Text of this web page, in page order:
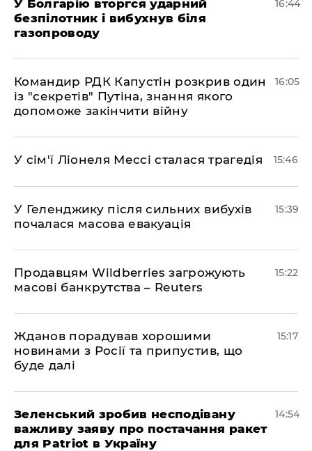
У Болгарію вторгся ударний
безпілотник і вибухнув біля
газопроводу
16:44
Командир РДК Капустін розкрив один
із "секретів" Путіна, знання якого
допоможе закінчити війну
16:05
У сім'ї Ліонеля Мессі сталася трагедія 15:46
У Геленджику після сильних вибухів
почалася масова евакуація
15:39
Продавцям Wildberries загрожують
масові банкрутства – Reuters
15:22
Жданов порадував хорошими
новинами з Росії та припустив, що
буде далі
15:17
Зеленський зробив несподівану
важливу заяву про постачання ракет
для Patriot в Україну
14:54